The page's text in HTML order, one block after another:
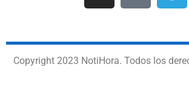
Copyright 2023 NotiHora. Todos los